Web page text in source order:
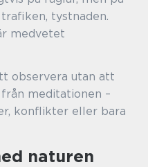
tystnaden.
medvetet
observera utan att
meditationen –
konflikter eller bara
naturen